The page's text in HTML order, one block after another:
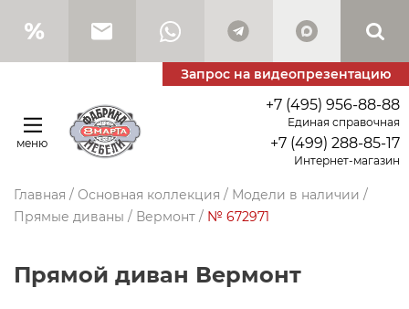
Запрос на видеопрезентацию
меню
+7 (495) 956-88-88
Единая справочная
+7 (499) 288-85-17
Интернет-магазин
Главная / Основная коллекция / Модели в наличии /
Прямые диваны / Вермонт / № 672971
прямой диван Вермонт